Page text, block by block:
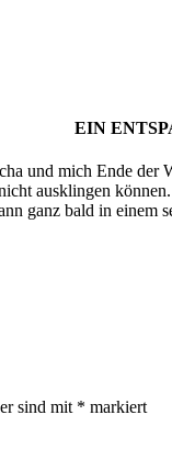
EIN
und mich Ende
ausklingen
ganz bald in
sind mit * markiert